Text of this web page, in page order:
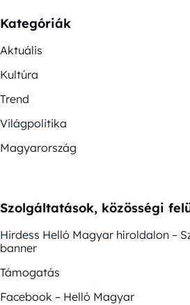
Kategóriák
Aktuális
Kultúra
Trend
Világpolitika
Magyarország
Szolgáltatások, közösségi
Hirdess Helló Magyar híroldalon –
banner
Támogatás
Facebook – Helló Magyar